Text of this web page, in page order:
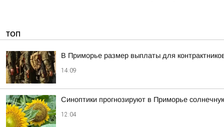
ТОП
В Приморье размер выплаты для
14:09
Синоптики прогнозируют в Приморье
12:04